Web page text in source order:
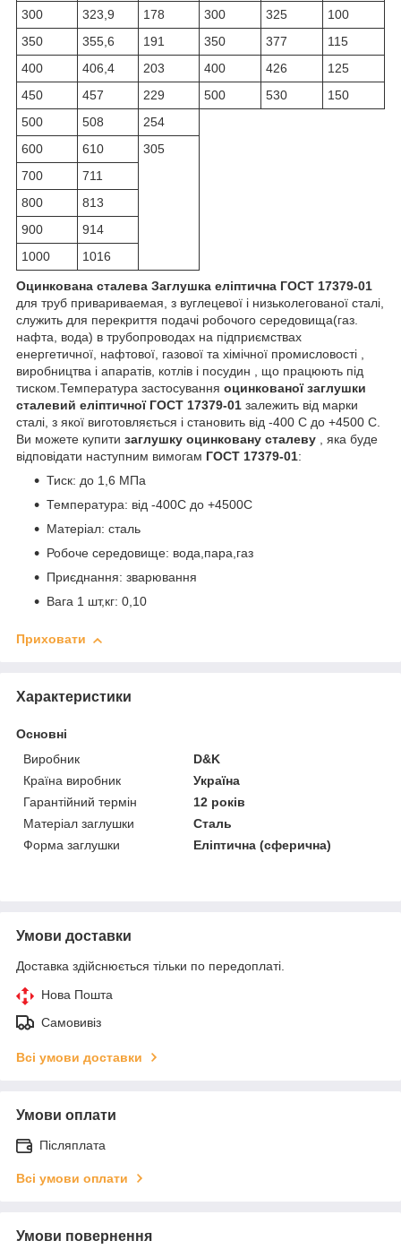
300 323,9 178 300 325
100
350
355,6 191 350 377
115
400
406,4 203 400 426
125
450
457 229 500 530
150
500
508
254
600
610
305
700
711
800
813
900
914
1000
1016
Оцинкована сталева Заглушка еліптична ГОСТ 17379-01
для труб привариваемая, з вуглецевої і низьколегованої сталі,
служить для перекриття подачі робочого середовища(газ.
нафта, вода) в трубопроводах на підприємствах
енергетичної, нафтової, газової та хімічної промисловості ,
виробництва і апаратів, котлів і посудин , що працюють під
тиском.Температура застосування оцинкованої заглушки
сталевий еліптичної ГОСТ 17379-01 залежить від марки
сталі, з якої виготовляється і становить від -400 С до +4500 С.
Ви можете купити заглушку оцинковану сталеву , яка буде
відповідати наступним вимогам ГОСТ 17379-01:
Тиск: до 1,6 МПа
Температура: від -400С до +4500С
Матеріал: сталь
Робоче середовище: вода,пара,газ
Приєднання: зварювання
Вага 1 шт,кг: 0,10
Приховати
Характеристики
Основні
Виробник
D&K
Країна виробник
Україна
Гарантійний термін
12 років
Матеріал заглушки
Сталь
Форма заглушки
Еліптична (сферична)
Умови доставки
Доставка здійснюється тільки по передоплаті.
Нова Пошта
Самовивіз
Всі умови доставки
Умови оплати
Післяплата
Всі умови оплати
Умови повернення